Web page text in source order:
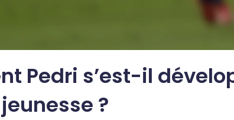
Pedri s’est-il
?